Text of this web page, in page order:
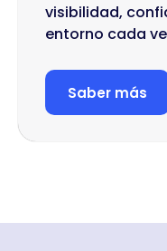
destacar
búsquedas
locales
confianza.
visibilidad,
entorno cada
Saber más